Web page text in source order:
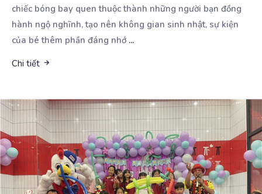
chiếc bóng bay quen thuộc thành những người bạn đồng
hành ngộ nghĩnh, tạo nên không gian sinh nhật, sự kiện
của bé thêm phần đáng nhớ ...
Chi tiết